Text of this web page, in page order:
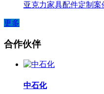
亚克力家具配件定制案
更多
合作伙伴
中石化